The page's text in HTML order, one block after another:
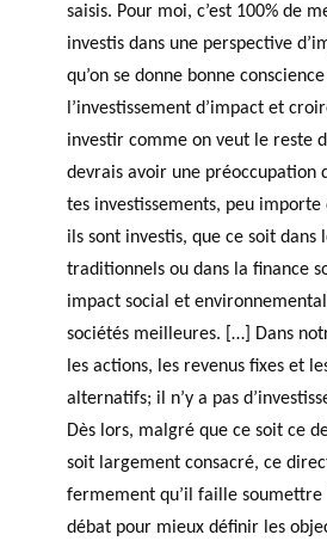
saisis. Pour moi, c’est 100% de
investis dans une perspective
qu’on se donne bonne
l’investissement d’impact et
investir comme on veut le reste
devrais avoir une préoccupation
tes investissements, peu importe
ils sont investis, que ce soit dans
traditionnels ou dans la finance
impact social et
sociétés meilleures. […] Dans
les actions, les revenus fixes et
alternatifs; il n’y a pas
Dès lors, malgré que ce soit ce
soit largement consacré, ce
fermement qu’il faille soumettre
débat pour mieux définir les